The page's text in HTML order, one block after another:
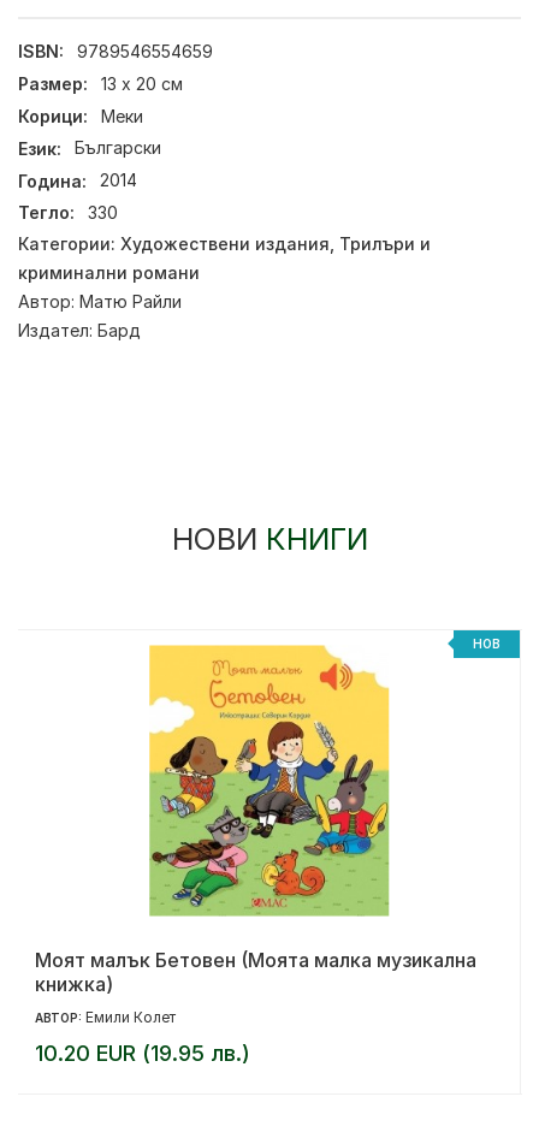
ISBN:
9789546554659
Размер:
13 х 20 см
Корици:
Меки
Език:
Български
Година:
2014
Тегло:
330
Категории: Художествени издания Трилъри и
криминални романи
Автор: Матю Райли
Издател: Бард
НОВИ КНИГИ
НОВ
Моят малък Бетовен (Моята малка музикална
книжка)
АВТОР: Емили Колет
10.20 EUR (19.95 лв.)